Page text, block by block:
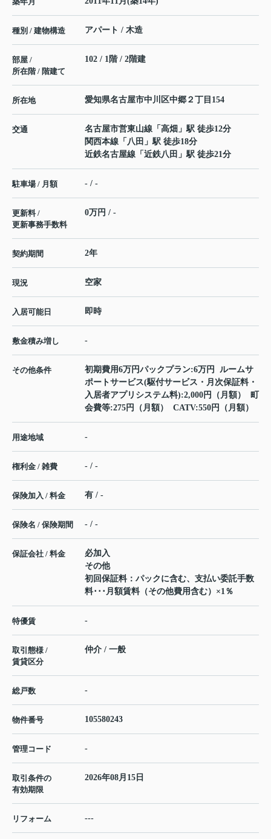
種別 / 建物構造 アパート / 木造
部屋 /
所在階 / 階建て
102 / 1階 / 2階建
所在地 愛知県名古屋市中川区中郷 ２丁目154
交通 名古屋市営東山線 「 高畑 」駅 徒歩12分
関西本線 「 八田 」駅 徒歩18分
近鉄名古屋線 「 近鉄八田 」駅 徒歩21分
駐車場 / 月額 - / -
更新料 /
更新事務手数料
0万円 / -
契約期間 2年
現況 空家
入居可能日 即時
敷金積み増し -
その他条件
初期費用6万円パックプラン:6万円 ルームサ
ポートサービス(駆付サービス・月次保証料・
入居者アプリシステム料):2,000円（月額） 町
会費等:275円（月額） CATV:550円（月額）
用途地域 -
権利金 / 雑費 - / -
保険加入 / 料金 有 / -
保険名 / 保険期間 - / -
保証会社 / 料金
必加入
その他
初回保証料：パックに含む、支払い委託手数
料･･･月額賃料（その他費用含む）×1％
特優賃 -
取引態様 /
賃貸区分
仲介 / 一般
総戸数 -
物件番号 105580243
管理コード -
取引条件の
有効期限
2026年08月15日
リフォーム ---